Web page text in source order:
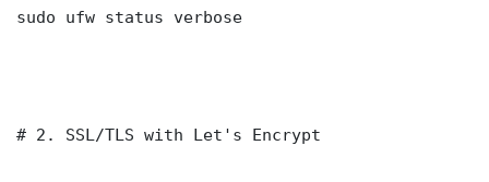
sudo ufw status verbose
# 2. SSL/TLS with Let's Encrypt